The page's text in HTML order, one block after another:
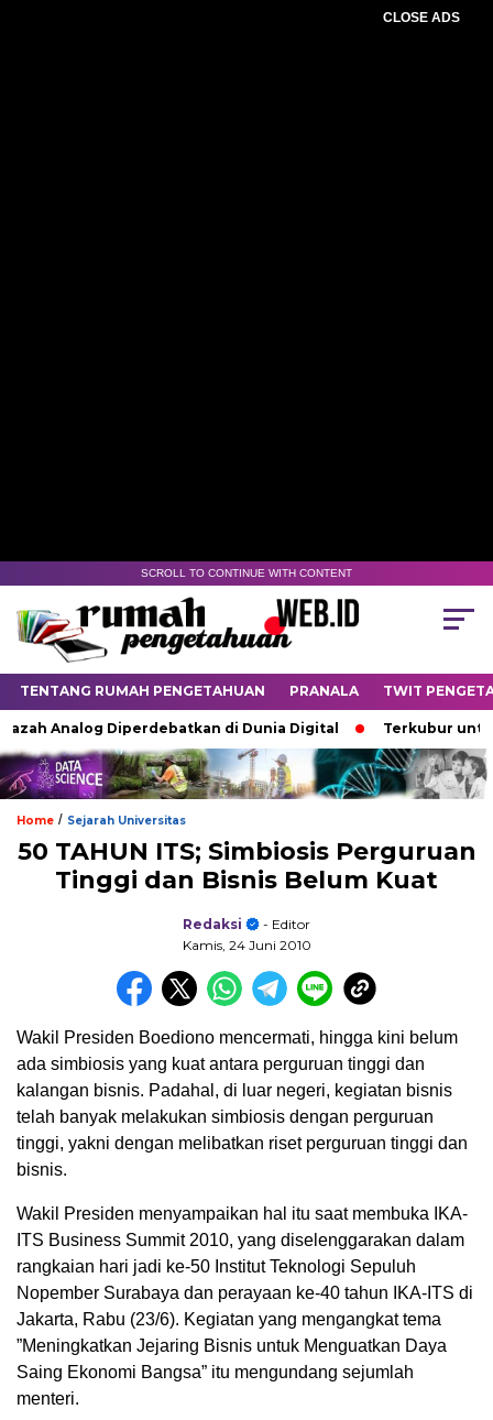
CLOSE ADS
SCROLL TO CONTINUE WITH CONTENT
TENTANG RUMAH PENGETAHUAN PRANALA TWIT
Analog Diperdebatkan di Dunia Digital Terkubur untuk
Home / Sejarah Universitas
50 TAHUN ITS; Simbiosis Perguruan
Tinggi dan Bisnis Belum Kuat
Redaksi
- Editor
Kamis, 24 Juni 2010
Wakil Presiden Boediono mencermati, hingga kini belum
ada simbiosis yang kuat antara perguruan tinggi dan
kalangan bisnis. Padahal, di luar negeri, kegiatan bisnis
telah banyak melakukan simbiosis dengan perguruan
tinggi, yakni dengan melibatkan riset perguruan tinggi dan
bisnis.
Wakil Presiden menyampaikan hal itu saat membuka IKA-
ITS Business Summit 2010, yang diselenggarakan dalam
rangkaian hari jadi ke-50 Institut Teknologi Sepuluh
Nopember Surabaya dan perayaan ke-40 tahun IKA-ITS di
Jakarta, Rabu (23/6). Kegiatan yang mengangkat tema
”Meningkatkan Jejaring Bisnis untuk Menguatkan Daya
Saing Ekonomi Bangsa” itu mengundang sejumlah
menteri.